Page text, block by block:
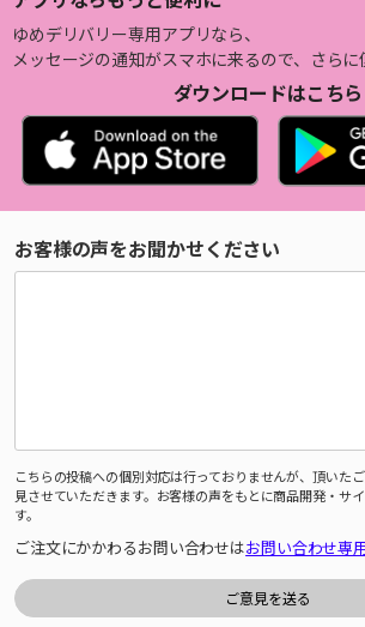
ゆめデリバリー専用アプリなら、
メッセージの通知がスマホに来るので、さらに
ダウンロードはこちら
お客様の声をお聞かせください
こちらの投稿への個別対応は行っておりませんが、頂いた
見させていただきます。お客様の声をもとに商品開発・サ
す。
ご注文にかかわるお問い合わせはお問い合わせ専